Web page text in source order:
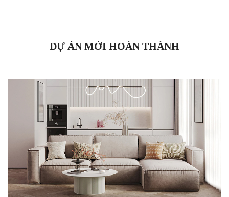
tườngChú ý […]DỰ ÁN MỚI HOÀN THÀNH